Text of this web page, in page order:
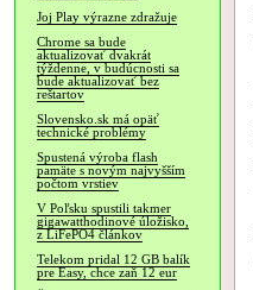
Joj Play výrazne zdražuje
Chrome sa bude
aktualizovať dvakrát
týždenne, v budúcnosti sa
bude aktualizovať bez
reštartov
Slovensko.sk má opäť
technické problémy
Spustená výroba flash
pamäte s novým najvyšším
počtom vrstiev
V Poľsku spustili takmer
gigawatthodinové úložisko,
z LiFePO4 článkov
Telekom pridal 12 GB balík
pre Easy, chce zaň 12 eur